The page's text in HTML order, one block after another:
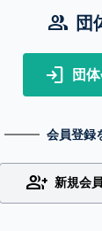
group 団
login 団
会員登録
group_add 新規会